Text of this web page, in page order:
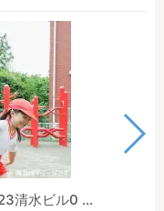
清水ビル0 ...